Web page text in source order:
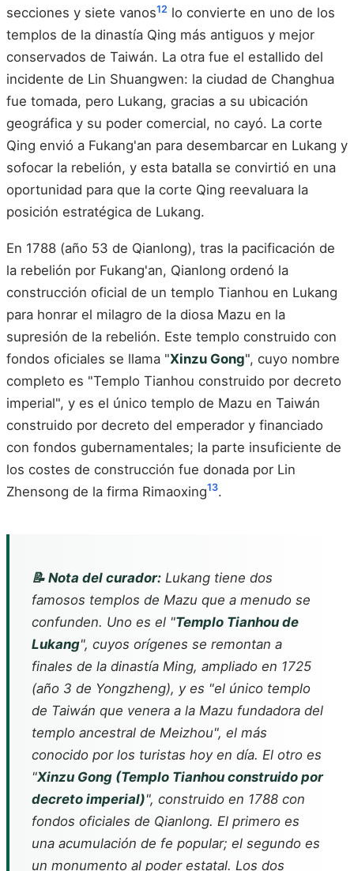
secciones y siete vanos12 lo convierte en uno de los
templos de la dinastía Qing más antiguos y mejor
conservados de Taiwán. La otra fue el estallido del
incidente de Lin Shuangwen: la ciudad de Changhua
fue tomada, pero Lukang, gracias a su ubicación
geográfica y su poder comercial, no cayó. La corte
Qing envió a Fukang'an para desembarcar en Lukang y
sofocar la rebelión, y esta batalla se convirtió en una
oportunidad para que la corte Qing reevaluara la
posición estratégica de Lukang.
En 1788 (año 53 de Qianlong), tras la pacificación de
la rebelión por Fukang'an, Qianlong ordenó la
construcción oficial de un templo Tianhou en Lukang
para honrar el milagro de la diosa Mazu en la
supresión de la rebelión. Este templo construido con
fondos oficiales se llama "Xinzu Gong", cuyo nombre
completo es "Templo Tianhou construido por decreto
imperial", y es el único templo de Mazu en Taiwán
construido por decreto del emperador y financiado
con fondos gubernamentales; la parte insuficiente de
los costes de construcción fue donada por Lin
Zhensong de la firma Rimaoxing13.
📝 Nota del curador: Lukang tiene dos
famosos templos de Mazu que a menudo se
confunden. Uno es el "Templo Tianhou de
Lukang", cuyos orígenes se remontan a
finales de la dinastía Ming, ampliado en 1725
(año 3 de Yongzheng), y es "el único templo
de Taiwán que venera a la Mazu fundadora del
templo ancestral de Meizhou", el más
conocido por los turistas hoy en día. El otro es
"Xinzu Gong (Templo Tianhou construido por
decreto imperial)", construido en 1788 con
fondos oficiales de Qianlong. El primero es
una acumulación de fe popular; el segundo es
un monumento al poder estatal. Los dos